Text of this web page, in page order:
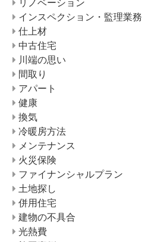
インスペクション・監理業務
仕上材
中古住宅
川端の思い
間取り
アパート
健康
換気
冷暖房方法
メンテナンス
火災保険
ファイナンシャルプラン
土地探し
併用住宅
建物の不具合
光熱費